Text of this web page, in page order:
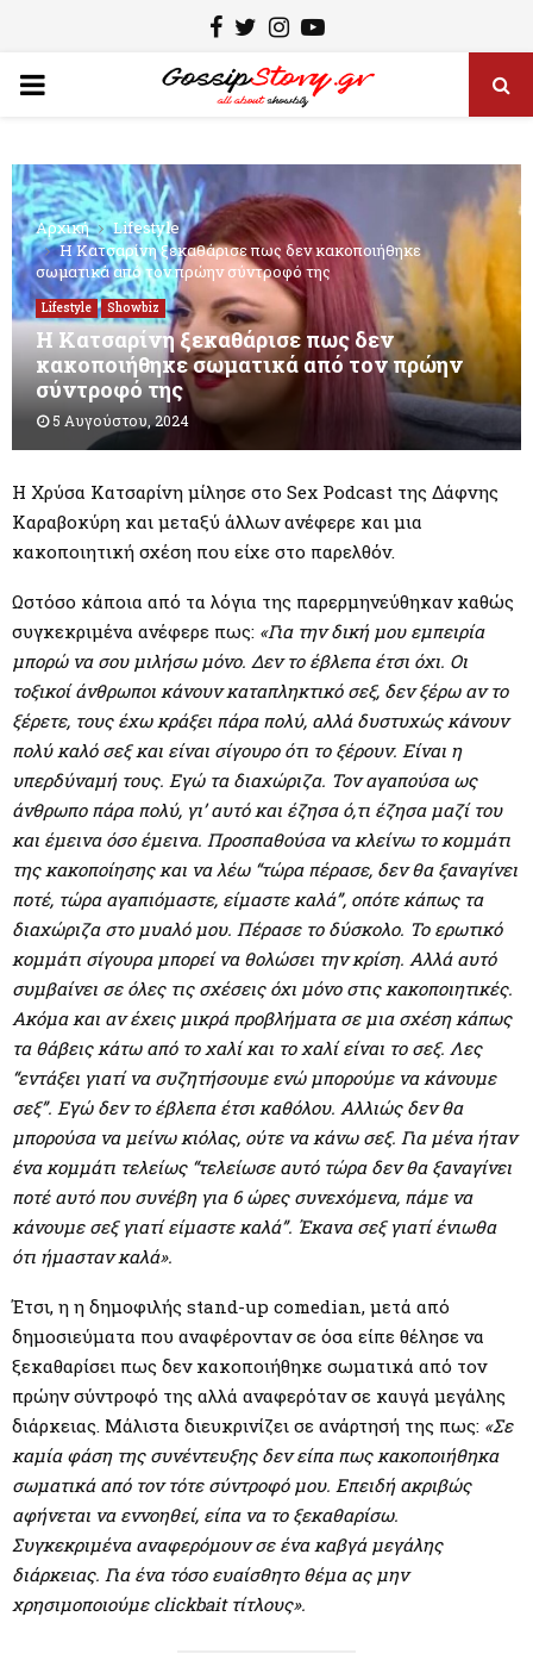
F
c
b
o
o
k
w
i
t
e
r
I
s
a
g
r
a
m
Y
u
b
e
P
I
M
A
R
M
E
N
U
Αρχική
Lifestyle
Η Κατσαρίνη ξεκαθάρισε πως δεν κακοποιήθηκε
σωματικά από τον πρώην σύντροφό της
Lifestyle Showbiz
Η Κατσαρίνη ξεκαθάρισε πως δεν
κακοποιήθηκε σωματικά από τον πρώην
σύντροφό της
5 Αυγούστου, 2024
Η Χρύσα Κατσαρίνη μίλησε στο Sex Podcast της Δάφνης
Καραβοκύρη και μεταξύ άλλων ανέφερε και μια
κακοποιητική σχέση που είχε στο παρελθόν.
Ωστόσο κάποια από τα λόγια της παρερμηνεύθηκαν καθώς
συγκεκριμένα ανέφερε πως: «Για την δική μου εμπειρία
μπορώ να σου μιλήσω μόνο. Δεν το έβλεπα έτσι όχι. Οι
τοξικοί άνθρωποι κάνουν καταπληκτικό σεξ, δεν ξέρω αν το
ξέρετε, τους έχω κράξει πάρα πολύ, αλλά δυστυχώς κάνουν
πολύ καλό σεξ και είναι σίγουρο ότι το ξέρουν. Είναι η
υπερδύναμή τους. Εγώ τα διαχώριζα. Τον αγαπούσα ως
άνθρωπο πάρα πολύ, γι’ αυτό και έζησα ό,τι έζησα μαζί του
και έμεινα όσο έμεινα. Προσπαθούσα να κλείνω το κομμάτι
της κακοποίησης και να λέω “τώρα πέρασε, δεν θα ξαναγίνει
ποτέ, τώρα αγαπιόμαστε, είμαστε καλά”, οπότε κάπως τα
διαχώριζα στο μυαλό μου. Πέρασε το δύσκολο. Το ερωτικό
κομμάτι σίγουρα μπορεί να θολώσει την κρίση. Αλλά αυτό
συμβαίνει σε όλες τις σχέσεις όχι μόνο στις κακοποιητικές.
Ακόμα και αν έχεις μικρά προβλήματα σε μια σχέση κάπως
τα θάβεις κάτω από το χαλί και το χαλί είναι το σεξ. Λες
“εντάξει γιατί να συζητήσουμε ενώ μπορούμε να κάνουμε
σεξ”. Εγώ δεν το έβλεπα έτσι καθόλου. Αλλιώς δεν θα
μπορούσα να μείνω κιόλας, ούτε να κάνω σεξ. Για μένα ήταν
ένα κομμάτι τελείως “τελείωσε αυτό τώρα δεν θα ξαναγίνει
ποτέ αυτό που συνέβη για 6 ώρες συνεχόμενα, πάμε να
κάνουμε σεξ γιατί είμαστε καλά”. Έκανα σεξ γιατί ένιωθα
ότι ήμασταν καλά».
Έτσι, η η δημοφιλής stand-up comedian, μετά από
δημοσιεύματα που αναφέρονταν σε όσα είπε θέλησε να
ξεκαθαρίσει πως δεν κακοποιήθηκε σωματικά από τον
πρώην σύντροφό της αλλά αναφερόταν σε καυγά μεγάλης
διάρκειας. Μάλιστα διευκρινίζει σε ανάρτησή της πως: «Σε
καμία φάση της συνέντευξης δεν είπα πως κακοποιήθηκα
σωματικά από τον τότε σύντροφό μου. Επειδή ακριβώς
αφήνεται να εννοηθεί, είπα να το ξεκαθαρίσω.
Συγκεκριμένα αναφερόμουν σε ένα καβγά μεγάλης
διάρκειας. Για ένα τόσο ευαίσθητο θέμα ας μην
χρησιμοποιούμε clickbait τίτλους».